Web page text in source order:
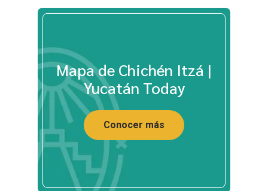
Mapa de Chichén Itzá |
Yucatán Today
Conocer más